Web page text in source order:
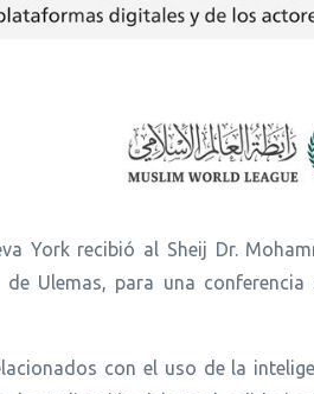
York recibió al Sheij Dr.
de Ulemas, para una
con el uso de la